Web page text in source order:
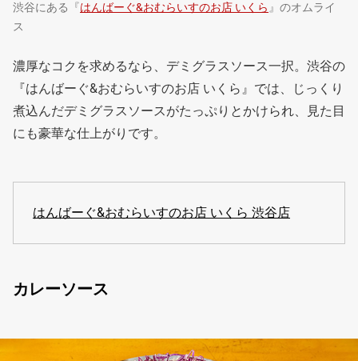
渋谷にある『はんばーぐ&おむらいすのお店 いくら 』のオムライ
ス
濃厚なコクを求めるなら、デミグラスソース一択。渋谷の
『はんばーぐ&おむらいすのお店 いくら』では、じっくり
煮込んだデミグラスソースがたっぷりとかけられ、見た目
にも豪華な仕上がりです。
はんばーぐ&おむらいすのお店 いくら 渋谷店
カレーソース